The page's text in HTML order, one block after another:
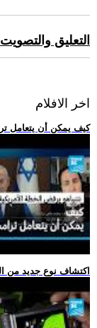
التعليق
اخر الافلام
.. كيف يمكن أن
.. اكتشاف نوع جديد من